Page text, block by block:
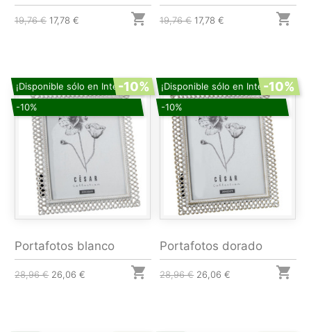
19,76 € 17,78 €  19,76 € 17,78 € 
¡Disponible sólo en Internet!
-10%
-10%
Portafotos blanco
28,96 € 26,06 € 
¡Disponible sólo en Internet!
-10%
-10%
Portafotos dorado
28,96 € 26,06 € 